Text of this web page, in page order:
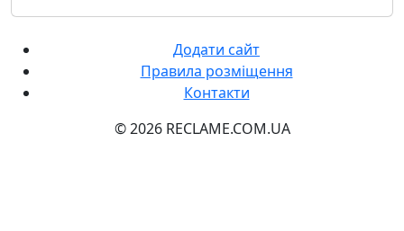
Додати сайт
Правила розміщення
Контакти
© 2026 RECLAME.COM.UA